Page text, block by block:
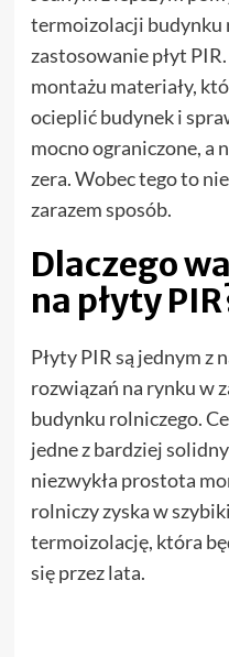
termoizolacji budynku
zastosowanie płyt
montażu materiały,
ocieplić budynek i
mocno ograniczone, a
zera. Wobec tego to
zarazem sposób.
Dlaczego
na płyty
Płyty PIR są jednym z
rozwiązań na rynku w
budynku rolniczego.
jedne z bardziej
niezwykła prostota
rolniczy zyska w
termoizolację, która
się przez lata.